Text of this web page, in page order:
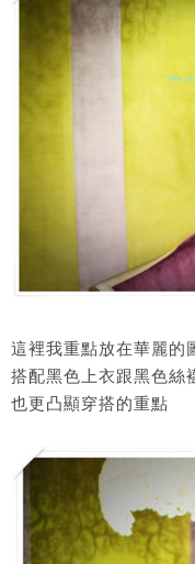
這裡我重點放在華麗的
搭配黑色上衣跟黑色絲
也更凸顯穿搭的重點